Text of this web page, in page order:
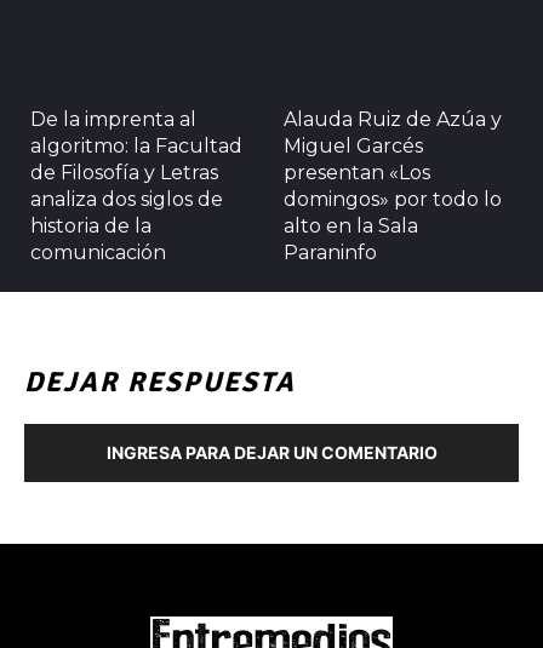
De la imprenta al
algoritmo: la Facultad
de Filosofía y Letras
analiza dos siglos de
historia de la
comunicación
Alauda Ruiz de Azúa y
Miguel Garcés
presentan «Los
domingos» por todo lo
alto en la Sala
Paraninfo
DEJAR RESPUESTA
INGRESA PARA DEJAR UN COMENTARIO